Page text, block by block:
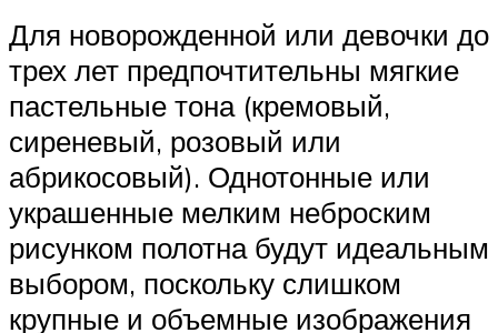
Для новорожденной или девочки до
трех лет предпочтительны мягкие
пастельные тона (кремовый,
сиреневый, розовый или
абрикосовый). Однотонные или
украшенные мелким неброским
рисунком полотна будут идеальным
выбором, поскольку слишком
крупные и объемные изображения